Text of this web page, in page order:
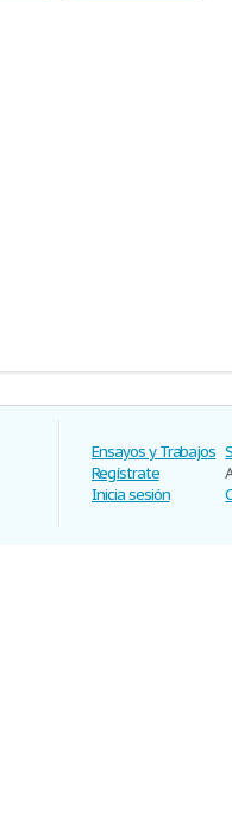
Ensayos y Trabajos
Regístrate
Inicia sesión